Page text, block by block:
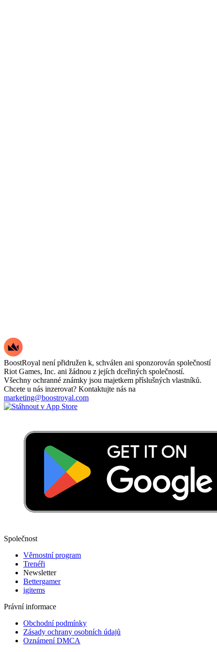
BoostRoyal není přidružen k, schválen ani sponzorován společností
Riot Games, Inc. ani žádnou z jejích dceřiných společností.
Všechny ochranné známky jsou majetkem příslušných vlastníků.
Chcete u nás inzerovat? Kontaktujte nás na
marketing@boostroyal.com
Společnost
Věrnostní program
Trenéři
Newsletter
Bettergamer
igitems
Právní informace
Obchodní podmínky
Zásady ochrany osobních údajů
Oznámení DMCA